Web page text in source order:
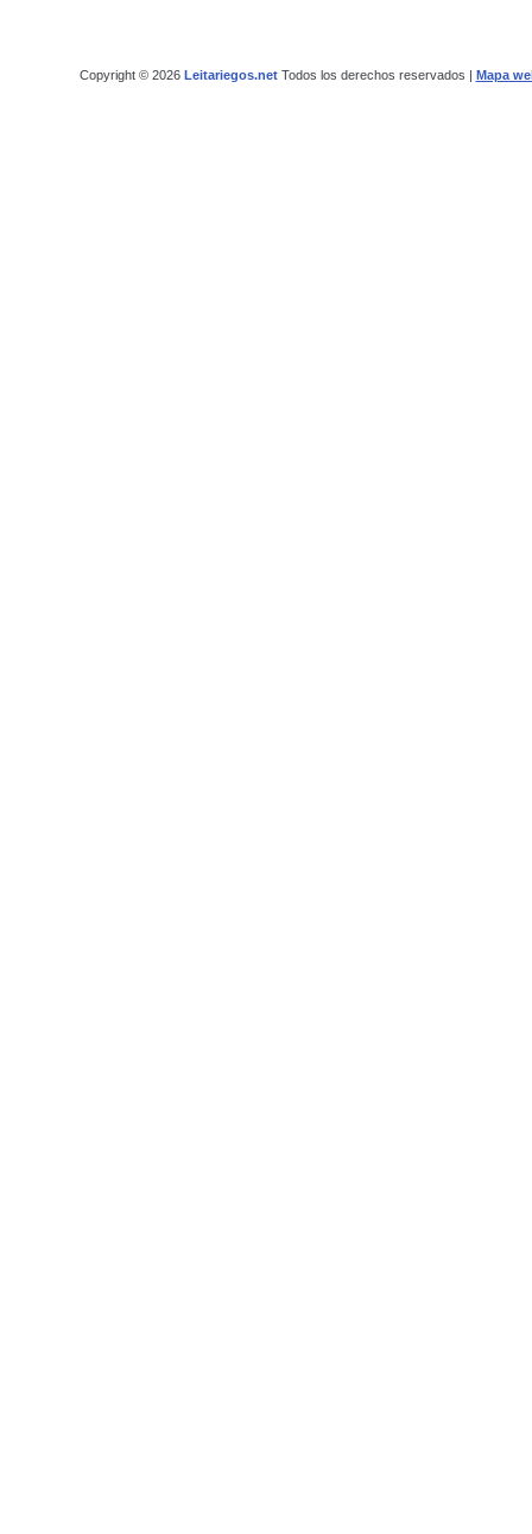
Copyright © 2026 Leitariegos.netTodos los derechos reservados | Mapa